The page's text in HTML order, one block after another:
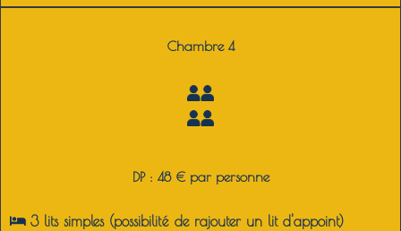
Chambre 4
DP : 48 € par personne
3 lits simples (possibilité de rajouter un lit d'appoint)